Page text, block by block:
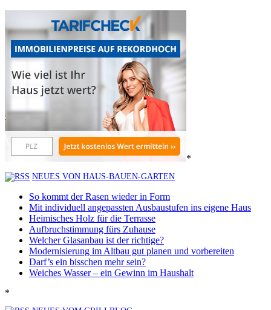
*
NEUES VON HAUS-BAUEN-GARTEN
So kommt der Rasen wieder in Form
Mit individuell angepassten Ausbaustufen ins eigene Haus
Heimisches Holz für die Terrasse
Aufbruchstimmung fürs Zuhause
Welcher Glasanbau ist der richtige?
Modernisierung im Altbau gut planen und vorbereiten
Darf’s ein bisschen mehr sein?
Weiches Wasser – ein Gewinn im Haushalt
*